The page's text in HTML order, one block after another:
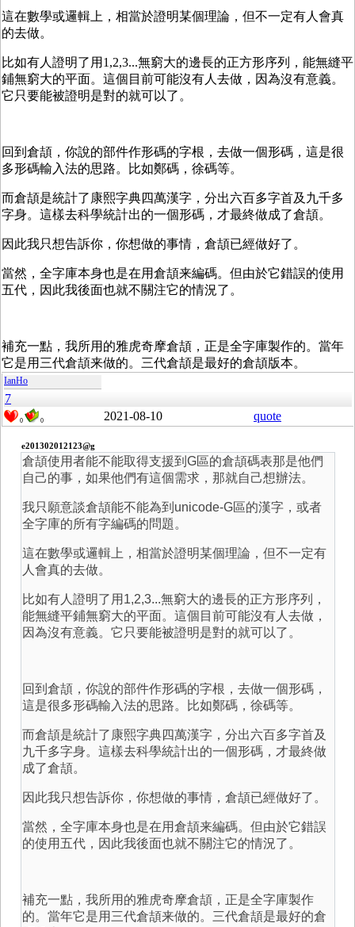
這在數學或邏輯上，相當於證明某個理論，但不一定有人會真
的去做。
比如有人證明了用1,2,3...無窮大的邊長的正方形序列，能無縫平
鋪無窮大的平面。這個目前可能沒有人去做，因為沒有意義。
它只要能被證明是對的就可以了。
回到倉頡，你說的部件作形碼的字根，去做一個形碼，這是很
多形碼輸入法的思路。比如鄭碼，徐碼等。
而倉頡是統計了康熙字典四萬漢字，分出六百多字首及九千多
字身。這樣去科學統計出的一個形碼，才最終做成了倉頡。
因此我只想告訴你，你想做的事情，倉頡已經做好了。
當然，全字庫本身也是在用倉頡来編碼。但由於它錯誤的使用
五代，因此我後面也就不關注它的情況了。
補充一點，我所用的雅虎奇摩倉頡，正是全字庫製作的。當年
它是用三代倉頡来做的。三代倉頡是最好的倉頡版本。
IanHo
7
0 0 2021-08-10 quote
e201302012123@g
倉頡使用者能不能取得支援到G區的倉頡碼表那是他們
自己的事，如果他們有這個需求，那就自己想辦法。
我只願意談倉頡能不能為到unicode-G區的漢字，或者
全字庫的所有字編碼的問題。
這在數學或邏輯上，相當於證明某個理論，但不一定有
人會真的去做。
比如有人證明了用1,2,3...無窮大的邊長的正方形序列，
能無縫平鋪無窮大的平面。這個目前可能沒有人去做，
因為沒有意義。它只要能被證明是對的就可以了。
回到倉頡，你說的部件作形碼的字根，去做一個形碼，
這是很多形碼輸入法的思路。比如鄭碼，徐碼等。
而倉頡是統計了康熙字典四萬漢字，分出六百多字首及
九千多字身。這樣去科學統計出的一個形碼，才最終做
成了倉頡。
因此我只想告訴你，你想做的事情，倉頡已經做好了。
當然，全字庫本身也是在用倉頡来編碼。但由於它錯誤
的使用五代，因此我後面也就不關注它的情況了。
補充一點，我所用的雅虎奇摩倉頡，正是全字庫製作
的。當年它是用三代倉頡来做的。三代倉頡是最好的倉